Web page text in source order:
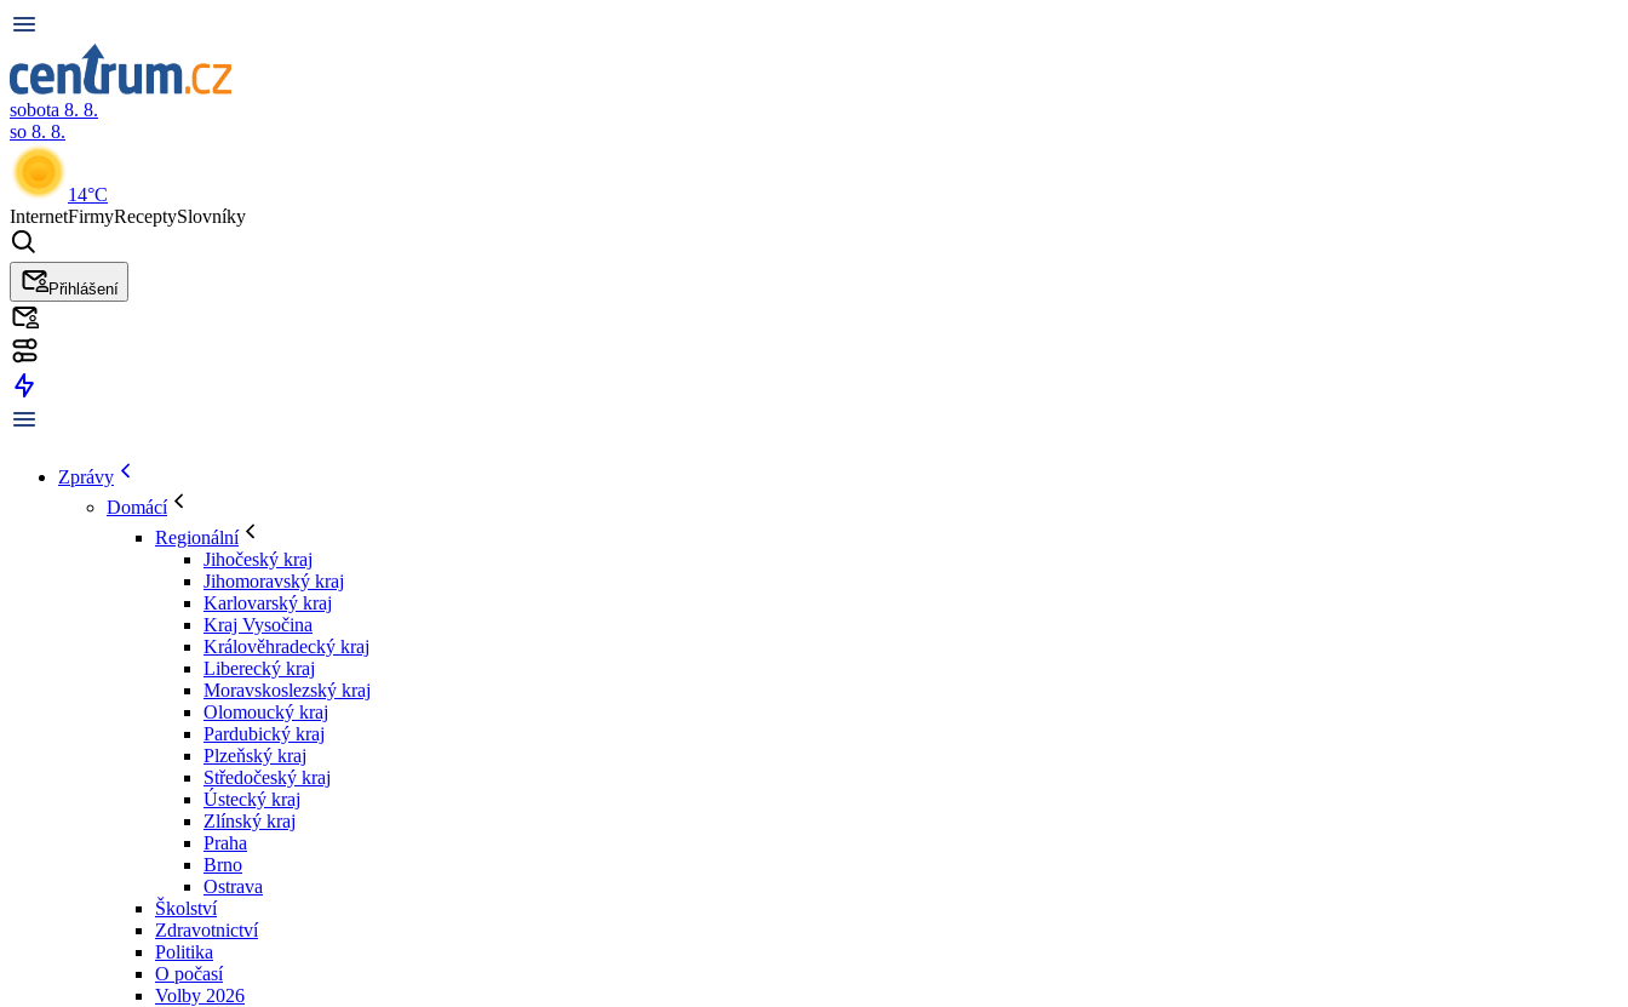
sobota 8. 8.
so 8. 8.
14°C
InternetFirmyReceptySlovníky
Přihlášení
Zprávy
Domácí
Regionální
Jihočeský kraj
Jihomoravský kraj
Karlovarský kraj
Kraj Vysočina
Králověhradecký kraj
Liberecký kraj
Moravskoslezský kraj
Olomoucký kraj
Pardubický kraj
Plzeňský kraj
Středočeský kraj
Ústecký kraj
Zlínský kraj
Praha
Brno
Ostrava
Školství
Zdravotnictví
Politika
O počasí
Volby 2026